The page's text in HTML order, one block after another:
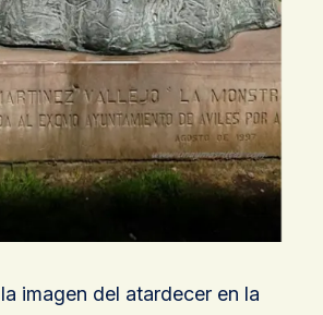
imagen del atardecer en la